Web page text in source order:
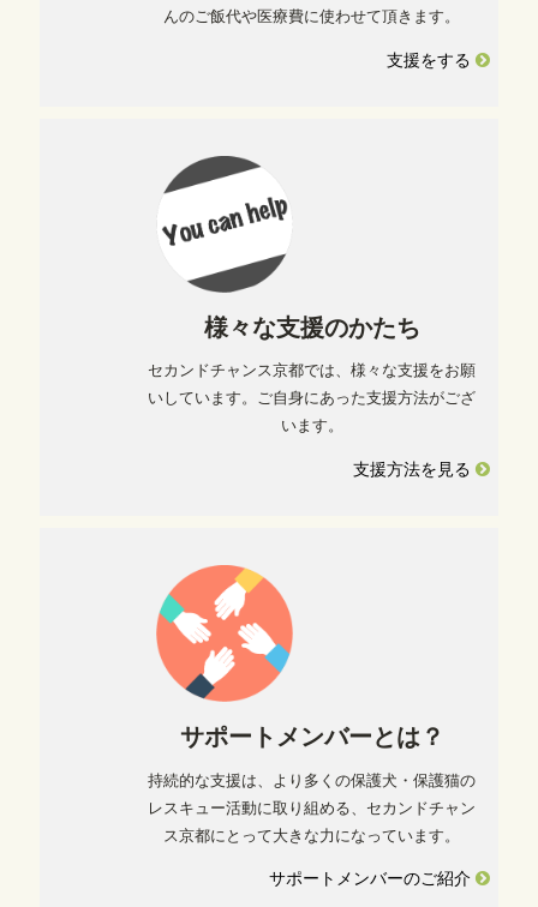
んのご飯代や医療費に使わせて頂きます。
支援をする
様々な支援のかたち
セカンドチャンス京都では、様々な支援をお願
いしています。ご自身にあった支援方法がござ
います。
支援方法を見る
サポートメンバーとは？
持続的な支援は、より多くの保護犬・保護猫の
レスキュー活動に取り組める、セカンドチャン
ス京都にとって大きな力になっています。
サポートメンバーのご紹介